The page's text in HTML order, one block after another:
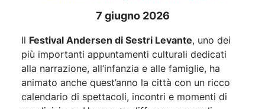
7 giugno 2026
Il Festival Andersen di Sestri Levante, uno dei
più importanti appuntamenti culturali dedicati
alla narrazione, all’infanzia e alle famiglie, ha
animato anche quest’anno la città con un ricco
calendario di spettacoli, incontri e momenti di